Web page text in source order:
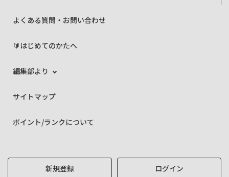
よくある質問・お問い合わせ
🔰はじめてのかたへ
編集部より
サイトマップ
ポイント/ランクについて
新規登録 ログイン